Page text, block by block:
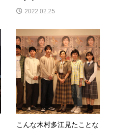
2022.02.25
こんな木村多江見たことな